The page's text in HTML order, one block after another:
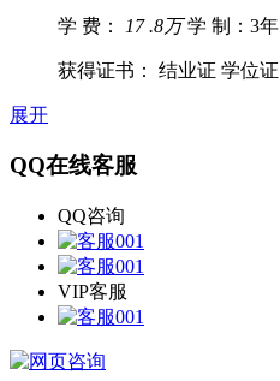
学 费： 17 .8万 学 制：3年
获得证书： 结业证 学位证
展开
QQ在线客服
QQ咨询
VIP客服